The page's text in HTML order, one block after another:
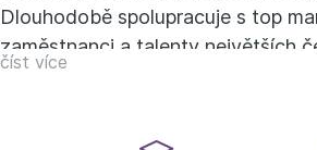
Dlouhodobě spolupracuje s top
zaměstnanci a talenty největších
nadnárodních společností.
vyjednávání využívá v své
číst více